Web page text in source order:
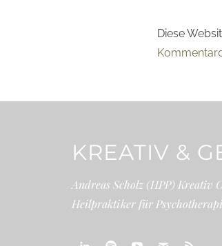
Diese
KREATIV &
Andreas Scholz (HPP) Kreativ
Heilpraktiker für